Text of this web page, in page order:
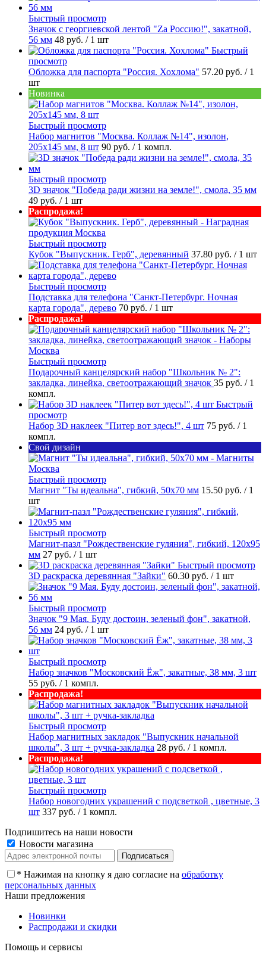
Быстрый просмотр
Значок с георгиевской лентой "Zа Россию!", закатной,
56 мм 48 руб. / 1 шт
Быстрый
просмотр
Обложка для паспорта "Россия. Хохлома" 57.20 руб. / 1
шт
Новинка
Быстрый просмотр
Набор магнитов "Москва. Коллаж №14", изолон,
205х145 мм, 8 шт 90 руб. / 1 компл.
Быстрый просмотр
3D значок "Победа ради жизни на земле!", смола, 35 мм
49 руб. / 1 шт
Распродажа!
Быстрый просмотр
Кубок "Выпускник. Герб", деревянный 37.80 руб. / 1 шт
Быстрый просмотр
Подставка для телефона "Санкт-Петербург. Ночная
карта города", дерево 70 руб. / 1 шт
Распродажа!
Быстрый просмотр
Подарочный канцелярский набор "Школьник № 2":
закладка, линейка, светоотражающий значок 35 руб. / 1
компл.
Быстрый
просмотр
Набор 3D наклеек "Питер вот здесь!", 4 шт 75 руб. / 1
компл.
Свой дизайн
Быстрый просмотр
Магнит "Ты идеальна", гибкий, 50х70 мм 15.50 руб. / 1
шт
Быстрый просмотр
Магнит-пазл "Рождественские гуляния", гибкий, 120х95
мм 27 руб. / 1 шт
Быстрый просмотр
3D раскраска деревянная "Зайки" 60.30 руб. / 1 шт
Быстрый просмотр
Значок "9 Мая. Буду достоин, зеленый фон", закатной,
56 мм 24 руб. / 1 шт
Быстрый просмотр
Набор значков "Московский Ёж", закатные, 38 мм, 3 шт
55 руб. / 1 компл.
Распродажа!
Быстрый просмотр
Набор магнитных закладок "Выпускник начальной
школы", 3 шт + ручка-закладка 28 руб. / 1 компл.
Распродажа!
Быстрый просмотр
Набор новогодних украшений с подсветкой , цветные, 3
шт 337 руб. / 1 компл.
Подпишитесь на наши новости
Новости магазина
* Нажимая на кнопку я даю согласие на обработку
персональных данных
Наши предложения
Новинки
Распродажи и скидки
Помощь и сервисы